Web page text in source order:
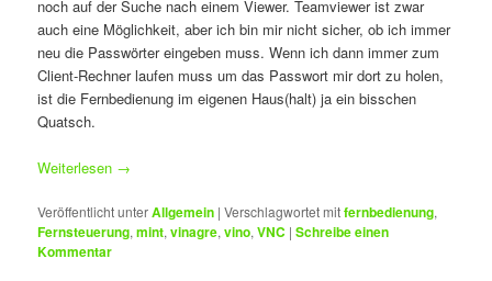
noch auf der Suche nach einem Viewer. Teamviewer ist zwar
auch eine Möglichkeit, aber ich bin mir nicht sicher, ob ich immer
neu die Passwörter eingeben muss. Wenn ich dann immer zum
Client-Rechner laufen muss um das Passwort mir dort zu holen,
ist die Fernbedienung im eigenen Haus(halt) ja ein bisschen
Quatsch.
Weiterlesen →
Veröffentlicht unterAllgemein |Verschlagwortet mitfernbedienung,
Fernsteuerung,mint,vinagre,vino,VNC |Schreibe einen
Kommentar